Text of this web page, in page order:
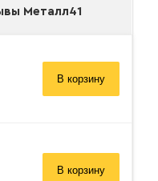
Металл41
В корзину
В корзину